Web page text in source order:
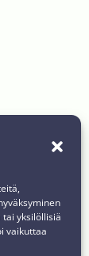
yksilöllisiä
vaikuttaa